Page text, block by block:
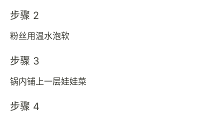
步骤 2
粉丝用温水泡软
步骤 3
锅内铺上一层娃娃菜
步骤 4